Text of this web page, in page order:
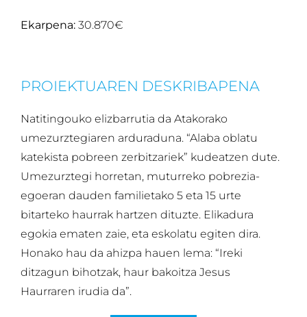
Ekarpena:30.870€
PROIEKTUAREN DESKRIBAPENA
Natitingouko elizbarrutia da Atakorako
umezurztegiaren arduraduna. “Alaba oblatu
katekista pobreen zerbitzariek” kudeatzen dute.
Umezurztegi horretan, muturreko pobrezia-
egoeran dauden familietako 5 eta 15 urte
bitarteko haurrak hartzen dituzte. Elikadura
egokia ematen zaie, eta eskolatu egiten dira.
Honako hau da ahizpa hauen lema: “Ireki
ditzagun bihotzak, haur bakoitza Jesus
Haurraren irudia da”.